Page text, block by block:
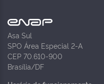
Asa Sul
SPO Área Especial 2-A
CEP 70.610-900
Brasília/DF